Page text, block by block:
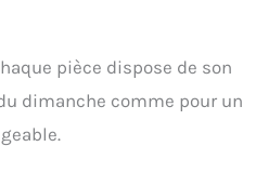
pièce dispose de son
dimanche comme pour un